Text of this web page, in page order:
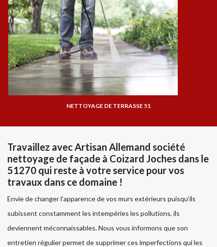
NETTOYAGE DE TERRASSE 51
Travaillez avec Artisan Allemand société
nettoyage de façade à Coizard Joches dans le
51270 qui reste à votre service pour vos
travaux dans ce domaine !
Envie de changer l’apparence de vos murs extérieurs puisqu’ils
subissent constamment les intempéries les pollutions, ils
deviennent méconnaissables. Nous vous informons que son
entretien régulier permet de supprimer ces imperfections qui les